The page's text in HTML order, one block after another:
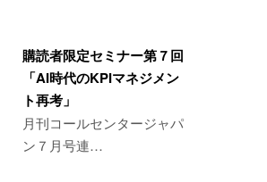
購読者限定セミナー第７回
「AI時代のKPIマネジメン
ト再考」
月刊コールセンタージャパ
ン７月号連…